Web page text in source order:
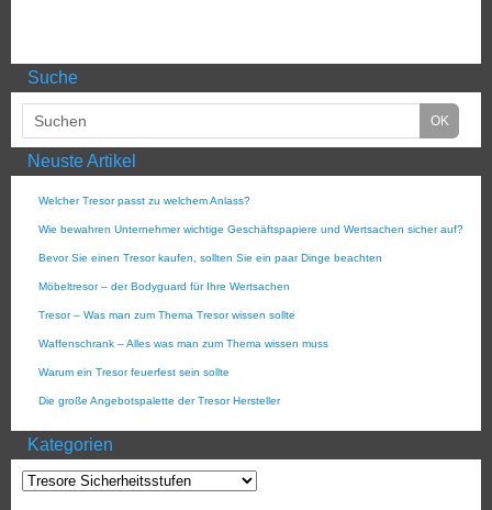
Suche
Neuste Artikel
Welcher Tresor passt zu welchem Anlass?
Wie bewahren Unternehmer wichtige Geschäftspapiere und Wertsachen sicher auf?
Bevor Sie einen Tresor kaufen, sollten Sie ein paar Dinge beachten
Möbeltresor – der Bodyguard für Ihre Wertsachen
Tresor – Was man zum Thema Tresor wissen sollte
Waffenschrank – Alles was man zum Thema wissen muss
Warum ein Tresor feuerfest sein sollte
Die große Angebotspalette der Tresor Hersteller
Kategorien